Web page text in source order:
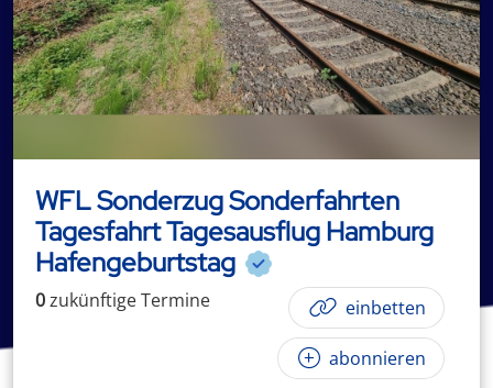
WFL Sonderzug Sonderfahrten
Tagesfahrt Tagesausflug Hamburg
Hafengeburtstag
0zukünftigeTermine einbetten
abonnieren